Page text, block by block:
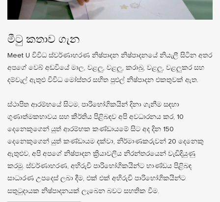
මීටු කතාව ගැන
Meet U විවිධ ස්වර්ණාභරණ නිෂ්පාදන නිෂ්පාදනයේ නියැලී සිටින අතර
අපගේ වෙබ් අඩවියේ මාල, වළලු, වළලු, කරාබු, වළලු, වළලුකර සහ
දම්වැල් ඇතුළු විවිධ මෝස්තර සහිත පුළුල් නිෂ්පාදන එකතුවක් ඇත.
ස්ථාපිත ආරම්භයේ සිටම, පාරිභෝගිකයින් දිනා ගැනීම සඳහා
ගුණාත්මකභාවය සහ කීර්තිය පිළිබඳව අපි අවධාරනය කර, 10
දෙනෙකුගෙන් යුත් ආරම්භක කණ්ඩායමේ සිට අද දින 150
දෙනෙකුගෙන් යුත් කණ්ඩායම දක්වා, නිර්මාණකරුවන් 20 දෙනෙකු
ඇතුළුව, අපි අපගේ නිෂ්පාදන ක්‍රියාවලිය නිරන්තරයෙන් වැඩිදියුණු
කරමු. ස්වර්ණාභරණ, අභිරුචි පාරිභෝගිකයින්ට භාණ්ඩය පිළිබඳ
සාධාරණ උපදෙස් ලබා දීම, එක් එක් අභිරුචි පාරිභෝගිකයින්ට
සතුටුදායක නිෂ්පාදනයක් ලැබෙන බවට සහතික වීම.